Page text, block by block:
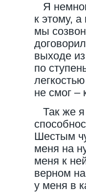
Я
к этому,
мы
выходе
по
не смог –
Так же я
Шестым
меня на
меня к
верном
у меня в